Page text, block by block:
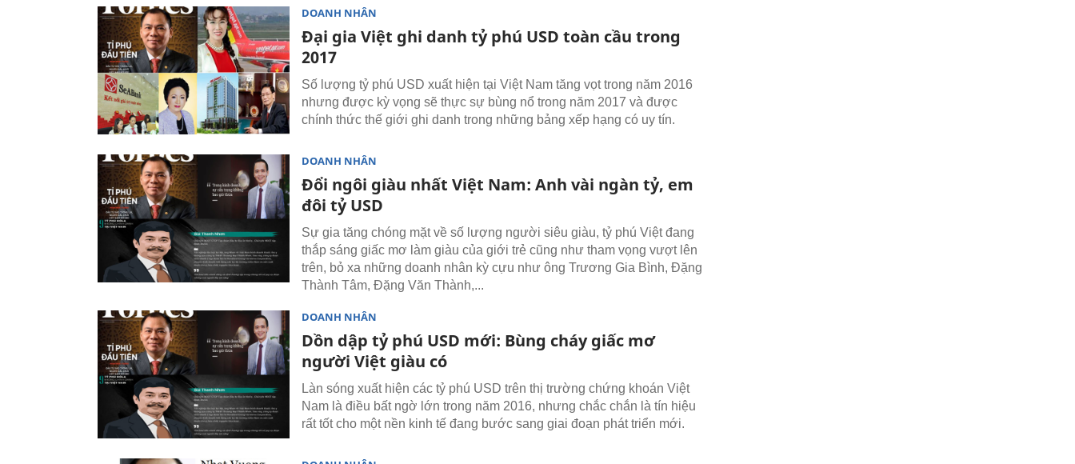
DOANH NHÂN
Đại gia Việt ghi danh tỷ phú USD toàn cầu trong
2017
Số lượng tỷ phú USD xuất hiện tại Việt Nam tăng vọt trong năm 2016
nhưng được kỳ vọng sẽ thực sự bùng nổ trong năm 2017 và được
chính thức thế giới ghi danh trong những bảng xếp hạng có uy tín.
DOANH NHÂN
Đổi ngôi giàu nhất Việt Nam: Anh vài ngàn tỷ, em
đôi tỷ USD
Sự gia tăng chóng mặt về số lượng người siêu giàu, tỷ phú Việt đang
thắp sáng giấc mơ làm giàu của giới trẻ cũng như tham vọng vượt lên
trên, bỏ xa những doanh nhân kỳ cựu như ông Trương Gia Bình, Đặng
Thành Tâm, Đặng Văn Thành,...
DOANH NHÂN
Dồn dập tỷ phú USD mới: Bùng cháy giấc mơ
người Việt giàu có
Làn sóng xuất hiện các tỷ phú USD trên thị trường chứng khoán Việt
Nam là điều bất ngờ lớn trong năm 2016, nhưng chắc chắn là tín hiệu
rất tốt cho một nền kinh tế đang bước sang giai đoạn phát triển mới.